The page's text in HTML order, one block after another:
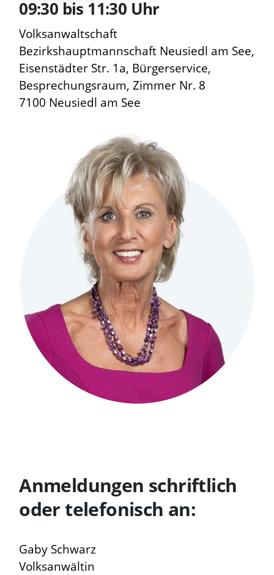
09:30 bis 11:30 Uhr
Volksanwaltschaft
Bezirkshauptmannschaft Neusiedl am See,
Eisenstädter Str. 1a, Bürgerservice,
Besprechungsraum, Zimmer Nr. 8
7100 Neusiedl am See
Anmeldungen schriftlich
oder telefonisch an:
Gaby Schwarz
Volksanwältin